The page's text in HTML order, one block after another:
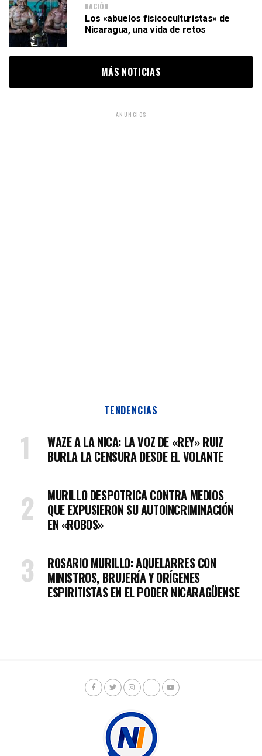
NACIÓN
Los «abuelos fisicoculturistas» de
Nicaragua, una vida de retos
MÁS NOTICIAS
ANUNCIOS
TENDENCIAS
WAZE A LA NICA: LA VOZ DE «REY» RUIZ
BURLA LA CENSURA DESDE EL VOLANTE
MURILLO DESPOTRICA CONTRA MEDIOS
QUE EXPUSIERON SU AUTOINCRIMINACIÓN
EN «ROBOS»
ROSARIO MURILLO: AQUELARRES CON
MINISTROS, BRUJERÍA Y ORÍGENES
ESPIRITISTAS EN EL PODER NICARAGÜENSE